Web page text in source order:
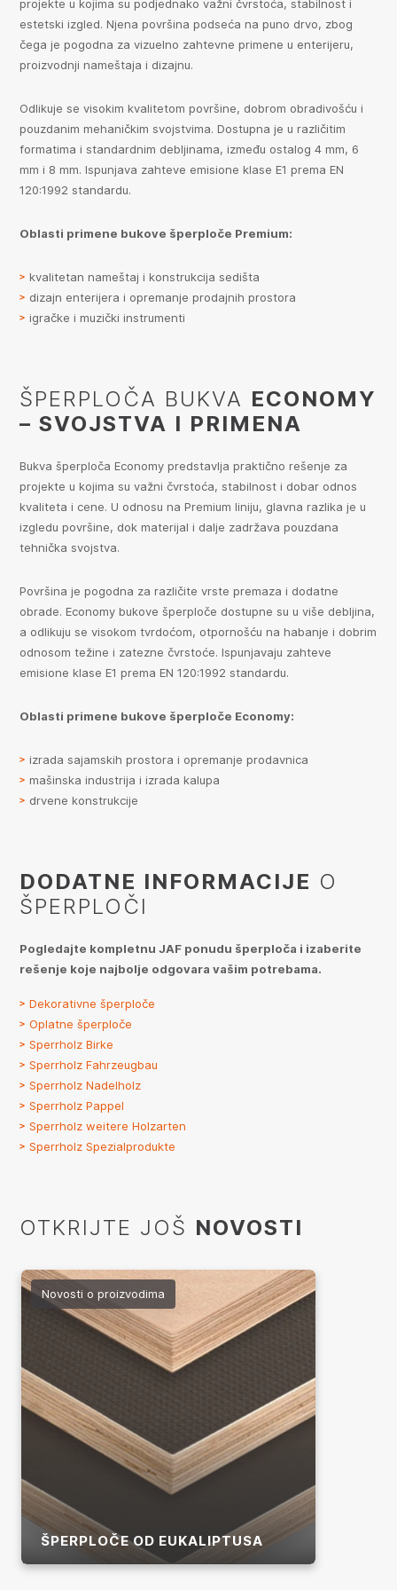
projekte u kojima su podjednako važni čvrstoća, stabilnost i
estetski izgled. Njena površina podseća na puno drvo, zbog
čega je pogodna za vizuelno zahtevne primene u enterijeru,
proizvodnji nameštaja i dizajnu.
Odlikuje se visokim kvalitetom površine, dobrom obradivošću i
pouzdanim mehaničkim svojstvima. Dostupna je u različitim
formatima i standardnim debljinama, između ostalog 4 mm, 6
mm i 8 mm. Ispunjava zahteve emisione klase E1 prema EN
120:1992 standardu.
Oblasti primene bukove šperploče Premium:
kvalitetan nameštaj i konstrukcija sedišta
dizajn enterijera i opremanje prodajnih prostora
igračke i muzički instrumenti
ŠPERPLOČA BUKVA ECONOMY
– SVOJSTVA I PRIMENA
Bukva šperploča Economy predstavlja praktično rešenje za
projekte u kojima su važni čvrstoća, stabilnost i dobar odnos
kvaliteta i cene. U odnosu na Premium liniju, glavna razlika je u
izgledu površine, dok materijal i dalje zadržava pouzdana
tehnička svojstva.
Površina je pogodna za različite vrste premaza i dodatne
obrade. Economy bukove šperploče dostupne su u više debljina,
a odlikuju se visokom tvrdoćom, otpornošću na habanje i dobrim
odnosom težine i zatezne čvrstoće. Ispunjavaju zahteve
emisione klase E1 prema EN 120:1992 standardu.
Oblasti primene bukove šperploče Economy:
izrada sajamskih prostora i opremanje prodavnica
mašinska industrija i izrada kalupa
drvene konstrukcije
DODATNE INFORMACIJE O
ŠPERPLOČI
Pogledajte kompletnu JAF ponudu šperploča i izaberite
rešenje koje najbolje odgovara vašim potrebama.
Dekorativne šperploče
Oplatne šperploče
Sperrholz Birke
Sperrholz Fahrzeugbau
Sperrholz Nadelholz
Sperrholz Pappel
Sperrholz weitere Holzarten
Sperrholz Spezialprodukte
OTKRIJTE JOŠ NOVOSTI
Novosti o proizvodima
ŠPERPLOČE OD EUKALIPTUSA
Više